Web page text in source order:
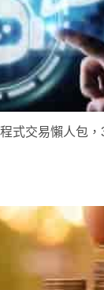
式交易懶人包